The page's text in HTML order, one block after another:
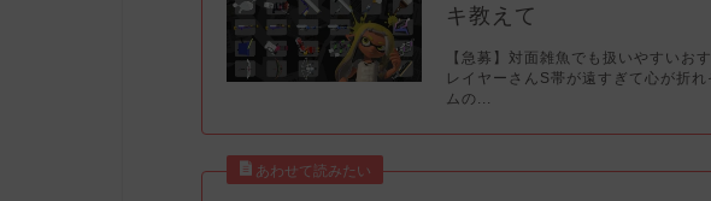
キ教えて
【急募】対面雑魚でも扱いやすいお
レイヤーさんS帯が遠すぎて心が折
ムの...